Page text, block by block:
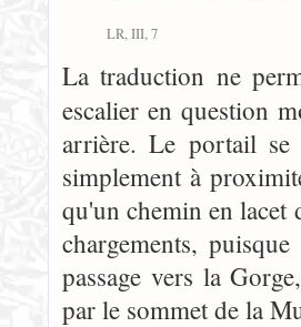
LR, III, 7
La traduction ne
escalier en question
arrière. Le portail se
simplement à
qu'un chemin en lacet
chargements,
passage vers la
par le sommet de la